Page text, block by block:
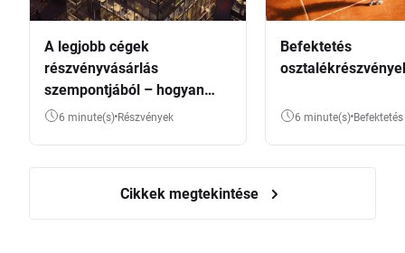
A legjobb cégek
részvényvásárlás
szempontjából – hogyan
válasszunk?
6 minute(s) Részvények
Befektetés
6 minute(s) Befektetés
Cikkek megtekintése